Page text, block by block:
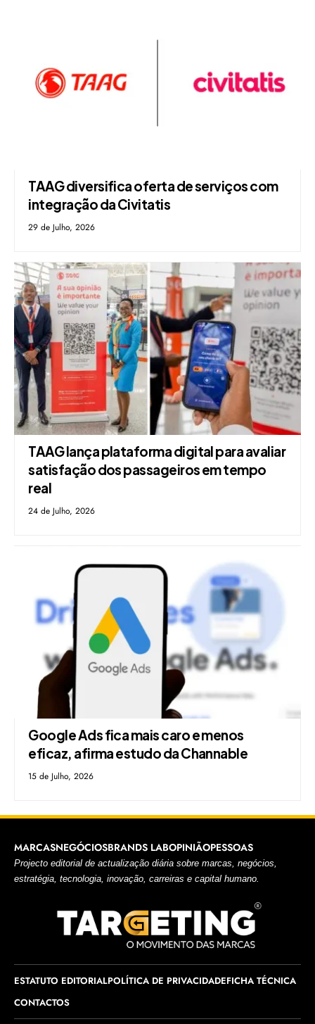
TAAG diversifica oferta de serviços com
integração da Civitatis
29 de Julho, 2026
TAAG lança plataforma digital para avaliar
satisfação dos passageiros em tempo
real
24 de Julho, 2026
Google Ads fica mais caro e menos
eficaz, afirma estudo da Channable
15 de Julho, 2026
MARCASNEGÓCIOSBRANDS LABOPINIÃOPESSOAS
Projecto editorial de actualização diária sobre marcas, negócios,
estratégia, tecnologia, inovação, carreiras e capital humano.
ESTATUTO EDITORIALPOLÍTICA DE PRIVACIDADEFICHA TÉCNICA
CONTACTOS